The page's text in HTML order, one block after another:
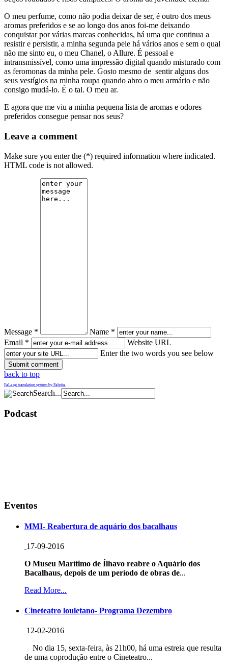
O meu perfume, como não podia deixar de ser, é outro dos meus
aromas preferidos e se ao longo dos anos foi-me deixando
conquistar por várias marcas conhecidas, há uma que continua a
resistir e persistir, a minha segunda pele há vários anos e sem o qual
não me sinto eu, o meu Chanel, o Allure. É pessoal e
intransmissível, como uma impressão digital quando misturado com
as feromonas da minha pele. Gosto mesmo de sentir alguns dos
seus vestígios na minha roupa quando abro o meu armário e não
consigo mudá-lo. É o tal. O meu ar.
E agora que me viu a minha pequena lista de aromas e odores
preferidos consegue pensar nos seus?
Leave a comment
Make sure you enter the (*) required information where indicated.
HTML code is not allowed.
Message *
Name *
Email *
Website URL
Enter the two words you see below
back to top
FaLang translation system by Faboba
Search...
Podcast
Eventos
MMI- Reabertura de aquário dos bacalhaus
17-09-2016
O Museu Marítimo de Ílhavo reabre o Aquário dos
Bacalhaus, depois de um período de obras de...
Read More...
Cineteatro louletano- Programa Dezembro
12-02-2016
No dia 15, sexta-feira, às 21h00, há uma estreia que resulta
de uma coprodução entre o Cineteatro...